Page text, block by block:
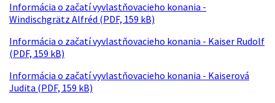
Informácia o začatí vyvlastňovacieho konania -
Windischgrätz Alfréd (PDF, 159 kB)
Informácia o začatí vyvlastňovacieho konania - Kaiser Rudolf
(PDF, 159 kB)
Informácia o začatí vyvlastňovacieho konania - Kaiserová
Judita (PDF, 159 kB)